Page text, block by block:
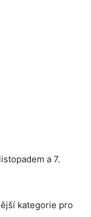
a 7.
kategorie pro